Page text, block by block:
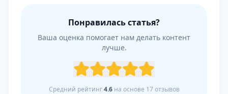
Понравилась статья?
Ваша оценка помогает нам делать контент
лучше.
Средний рейтинг4.6на основе 17отзывов